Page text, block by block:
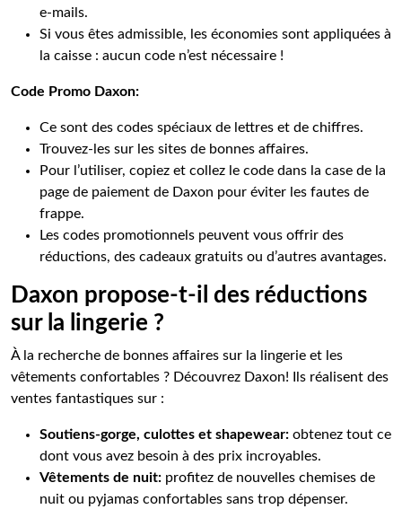
e-mails.
Si vous êtes admissible, les économies sont appliquées à
la caisse : aucun code n’est nécessaire !
Code Promo Daxon:
Ce sont des codes spéciaux de lettres et de chiffres.
Trouvez-les sur les sites de bonnes affaires.
Pour l’utiliser, copiez et collez le code dans la case de la
page de paiement de Daxon pour éviter les fautes de
frappe.
Les codes promotionnels peuvent vous offrir des
réductions, des cadeaux gratuits ou d’autres avantages.
Daxon propose-t-il des réductions
sur la lingerie ?
À la recherche de bonnes affaires sur la lingerie et les
vêtements confortables ? Découvrez Daxon! Ils réalisent des
ventes fantastiques sur :
Soutiens-gorge, culottes et shapewear: obtenez tout ce
dont vous avez besoin à des prix incroyables.
Vêtements de nuit: profitez de nouvelles chemises de
nuit ou pyjamas confortables sans trop dépenser.